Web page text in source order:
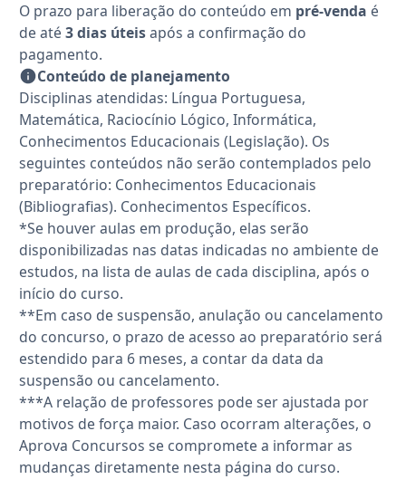
O prazo para liberação do conteúdo em pré-venda é
de até 3 dias úteisapós a confirmação do
pagamento.
Conteúdo de planejamento
Disciplinas atendidas: Língua Portuguesa,
Matemática, Raciocínio Lógico, Informática,
Conhecimentos Educacionais (Legislação). Os
seguintes conteúdos não serão contemplados pelo
preparatório: Conhecimentos Educacionais
(Bibliografias). Conhecimentos Específicos.
*Se houver aulas em produção, elas serão
disponibilizadas nas datas indicadas no ambiente de
estudos, na lista de aulas de cada disciplina, após o
início do curso.
**Em caso de suspensão, anulação ou cancelamento
do concurso, o prazo de acesso ao preparatório será
estendido para 6 meses, a contar da data da
suspensão ou cancelamento.
***A relação de professores pode ser ajustada por
motivos de força maior. Caso ocorram alterações, o
Aprova Concursos se compromete a informar as
mudanças diretamente nesta página do curso.